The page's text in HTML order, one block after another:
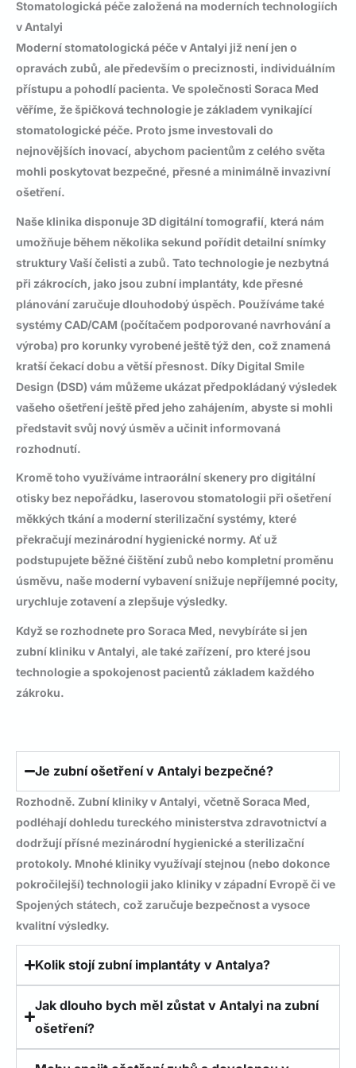
Stomatologická péče založená na moderních technologiích
v Antalyi
Modernístomatologická péče v Antalyi již není jen o
opravách zubů, ale především o preciznosti, individuálním
přístupu a pohodlí pacienta. Ve společnosti Soraca Med
věříme, že špičková technologie je základem vynikající
stomatologické péče. Proto jsme investovali do
nejnovějších inovací, abychom pacientům z celého světa
mohli poskytovat bezpečné, přesné a minimálně invazivní
ošetření.
Naše klinika disponuje3D digitální tomografií, která nám
umožňuje během několika sekund pořídit detailní snímky
struktury Vaší čelisti a zubů. Tato technologie je nezbytná
při zákrocích, jako jsou zubní implantáty, kde přesné
plánování zaručuje dlouhodobý úspěch. Používáme také
systémy CAD/CAM (počítačem podporované navrhování a
výroba) pro korunky vyrobené ještě týž den, což znamená
kratší čekací dobu a větší přesnost. Díky Digital Smile
Design (DSD) vám můžeme ukázat předpokládaný výsledek
vašeho ošetření ještě před jeho zahájením, abyste si mohli
představit svůj nový úsměv a učinit informovaná
rozhodnutí.
Kromě toho využíváme intraorální skenery pro digitální
otisky bez nepořádku, laserovou stomatologii při ošetření
měkkých tkání a moderní sterilizační systémy, které
překračují mezinárodní hygienické normy. Ať už
podstupujete běžné čištění zubů nebo kompletní proměnu
úsměvu, naše moderní vybavení snižuje nepříjemné pocity,
urychluje zotavení a zlepšuje výsledky.
Když se rozhodnete pro Soraca Med, nevybíráte si jen
zubní kliniku v Antalyi, ale také zařízení, pro které jsou
technologie a spokojenost pacientů základem každého
zákroku.
Je zubní ošetření v Antalyi bezpečné?
Rozhodně. Zubní kliniky v Antalyi, včetně Soraca Med,
podléhají dohledu tureckého ministerstva zdravotnictví a
dodržují přísné mezinárodní hygienické a sterilizační
protokoly. Mnohé kliniky využívají stejnou (nebo dokonce
pokročilejší) technologii jako kliniky v západní Evropě či ve
Spojených státech, což zaručuje bezpečnost a vysoce
kvalitní výsledky.
Kolik stojí zubní implantáty v Antalya?
Jak dlouho bych měl zůstat v Antalyi na zubní
ošetření?